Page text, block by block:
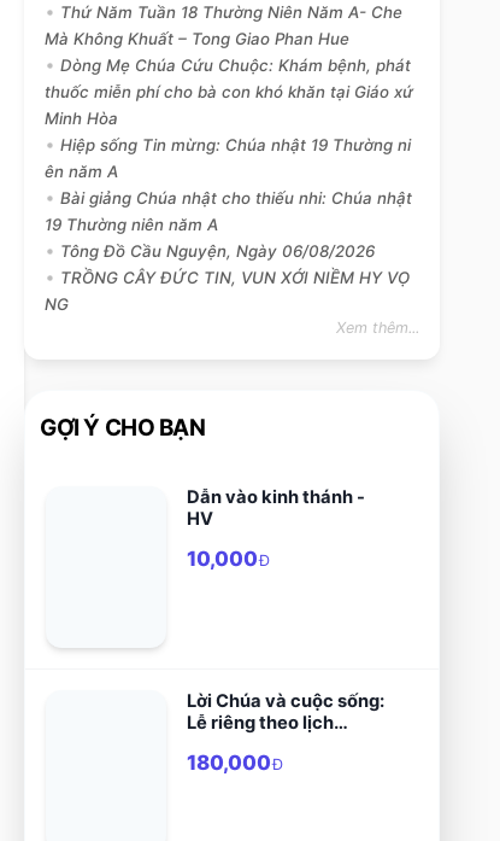
Thứ Năm Tuần 18 Thường Niên Năm A- Che
Mà Không Khuất – Tong Giao Phan Hue
Dòng Mẹ Chúa Cứu Chuộc: Khám bệnh, phát
thuốc miễn phí cho bà con khó khăn tại Giáo xứ
Minh Hòa
Hiệp sống Tin mừng: Chúa nhật 19 Thường ni
ên năm A
Bài giảng Chúa nhật cho thiếu nhi: Chúa nhật
19 Thường niên năm A
Tông Đồ Cầu Nguyện, Ngày 06/08/2026
TRỒNG CÂY ĐỨC TIN, VUN XỚI NIỀM HY VỌ
NG
Xem thêm...
GỢI Ý CHO BẠN
Dẫn vào kinh thánh -
HV
10,000Đ
Lời Chúa và cuộc sống:
Lễ riêng theo lịch
180,000Đ